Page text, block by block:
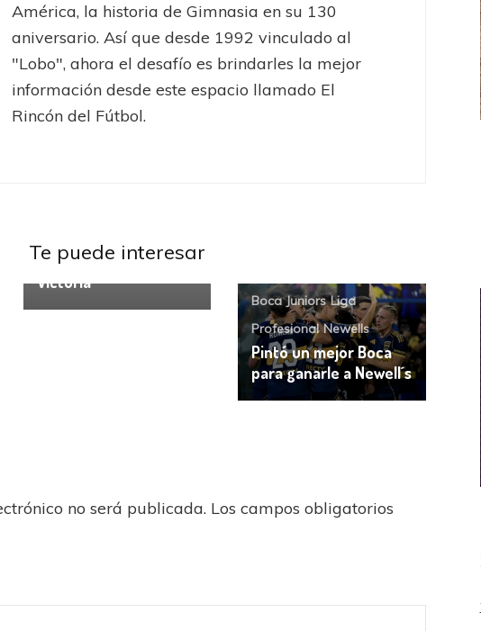
América, la historia de Gimnasia en su 130
aniversario. Así que desde 1992 vinculado al
"Lobo", ahora el desafío es brindarles la mejor
información desde este espacio llamado El
Rincón del Fútbol.
Te puede interesar
Apuntando a la
Victoria
Boca Juniors Liga
Profesional Newells
Pintó un mejor Boca
para ganarle a Newell´s
no será publicada. Los campos obligatorios